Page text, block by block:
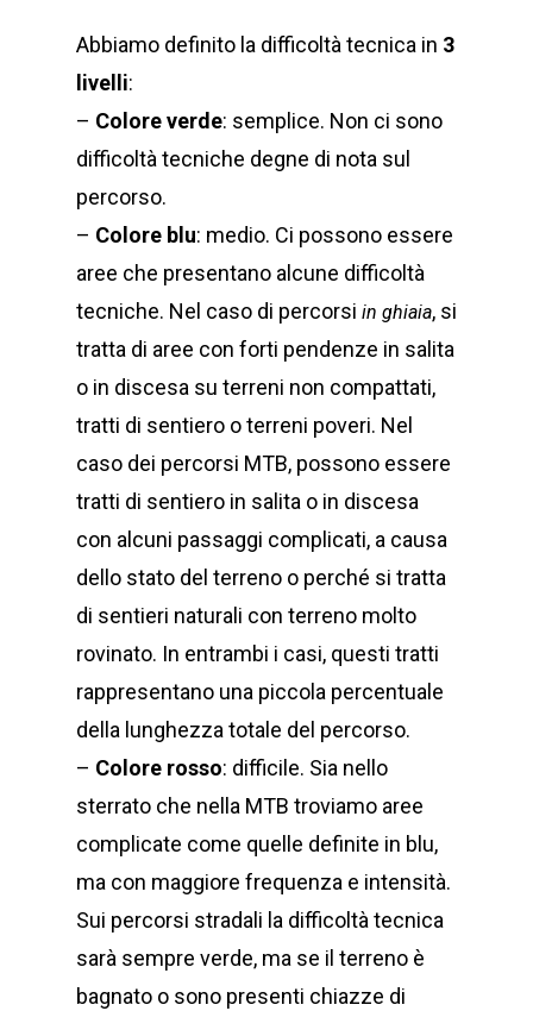
Abbiamo definito la difficoltà tecnica in 3
livelli:
– Colore verde: semplice. Non ci sono
difficoltà tecniche degne di nota sul
percorso.
– Colore blu: medio. Ci possono essere
aree che presentano alcune difficoltà
tecniche. Nel caso di percorsi in ghiaia, si
tratta di aree con forti pendenze in salita
o in discesa su terreni non compattati,
tratti di sentiero o terreni poveri. Nel
caso dei percorsi MTB, possono essere
tratti di sentiero in salita o in discesa
con alcuni passaggi complicati, a causa
dello stato del terreno o perché si tratta
di sentieri naturali con terreno molto
rovinato. In entrambi i casi, questi tratti
rappresentano una piccola percentuale
della lunghezza totale del percorso.
– Colore rosso: difficile. Sia nello
sterrato che nella MTB troviamo aree
complicate come quelle definite in blu,
ma con maggiore frequenza e intensità.
Sui percorsi stradali la difficoltà tecnica
sarà sempre verde, ma se il terreno è
bagnato o sono presenti chiazze di